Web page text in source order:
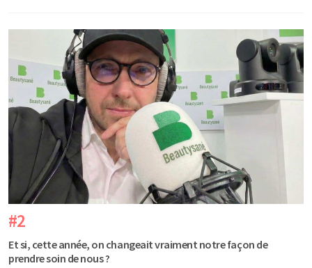
#2
Et si, cette année, on changeait vraiment notre façon de
prendre soin de nous ?